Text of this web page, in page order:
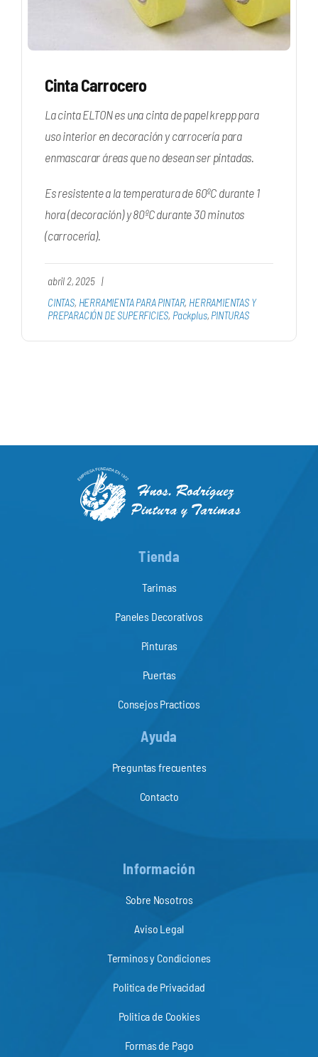
Cinta Carrocero
La cinta ELTON es una cinta de papel krepp para
uso interior en decoración y carrocería para
enmascarar áreas que no desean ser pintadas.
Es resistente a la temperatura de 60ºC durante 1
hora (decoración) y 80ºC durante 30 minutos
(carrocería).
abril 2, 2025 |
CINTAS, HERRAMIENTA PARA PINTAR, HERRAMIENTAS Y
PREPARACIÓN DE SUPERFICIES, Packplus, PINTURAS
Tienda
Tarimas
Paneles Decorativos
Pinturas
Puertas
Consejos Practicos
Ayuda
Preguntas frecuentes
Contacto
Información
Sobre Nosotros
Aviso Legal
Terminos y Condiciones
Politica de Privacidad
Politica de Cookies
Formas de Pago